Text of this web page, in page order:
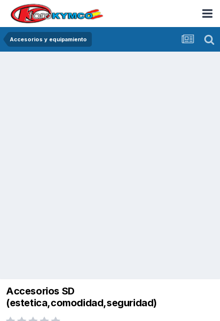
Accesorios y equipamiento
Accesorios SD
(estetica,comodidad,seguridad)